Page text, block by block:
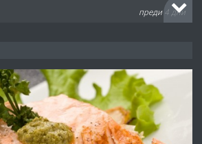
преди 4 дни
АПАРТАМЕНТ В ЦЕНТЪРА НА ГР.
ХАСКОВО
преди 5 дни
Давам гараж под наем